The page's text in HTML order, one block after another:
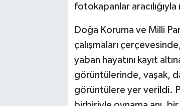
fotokapanlar
Doğa Koruma ve Milli
çalışmaları
yaban hayatını kayıt
görüntülerinde, vaşak,
görüntülere yer verildi.